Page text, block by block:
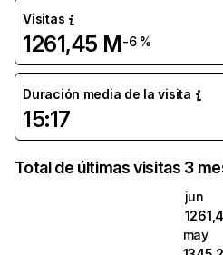
Visitas
1261,45 M-6 %
Duración media de la visita
15:17
Total de últimas visitas 3
jun
may